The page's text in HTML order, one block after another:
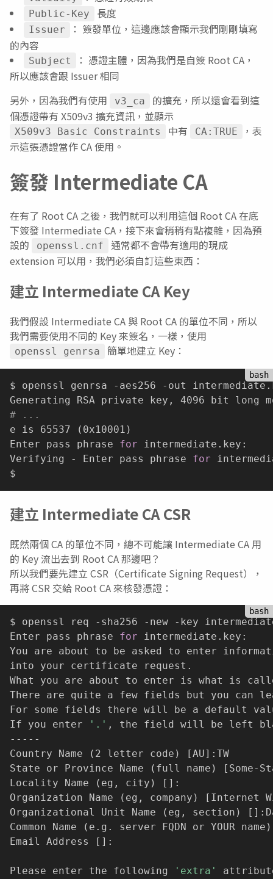
Public-Key 長度
Issuer
： 簽發單位，這邊應該會顯示我們剛剛填寫
的內容
Subject
： 憑證主體，因為我們是自簽 Root CA，
所以應該會跟 Issuer 相同
另外，因為我們有使用
v3_ca
的擴充，所以還會看到這
個憑證帶有 X509v3 擴充資訊，並顯示
X509v3 Basic Constraints 中有 CA:TRUE
，表
示這張憑證當作 CA 使用。
簽發 Intermediate CA
在有了 Root CA 之後，我們就可以利用這個 Root CA 在底
下簽發 Intermediate CA，接下來會稍稍有點複雜，因為預
設的
openssl.cnf
通常都不會帶有適用的現成
extension 可以用，我們必須自訂這些東西：
建立 Intermediate CA Key
我們假設 Intermediate CA 與 Root CA 的單位不同，所以
我們需要使用不同的 Key 來簽名，一樣，使用
openssl genrsa 簡單地建立 Key：
$ openssl genrsa -aes256 -out
# ...
e is 65537
( 0x10001 )
Enter pass phrase for intermediate.key:
Verifying - Enter pass phrase for
建立 Intermediate CA CSR
既然兩個 CA 的單位不同，總不可能讓 Intermediate CA 用
的 Key 流出去到 Root CA 那邊吧？
所以我們要先建立 CSR（Certificate Signing Request），
再將 CSR 交給 Root CA 來核發憑證：
$ openssl req -sha256 -new -key
Enter pass phrase for intermediate.key:
You are about to be asked to enter
into your certificate request.
What you are about to enter is what is
There are quite a few fields but you can
For some fields there will be a default
If you enter
'.' , the field will be left
-----
Country Name
( 2 letter code ) [AU] :TW
State or Province Name
( full name ) [ Some-
Locality Name
( eg, city ) [ ] :
Organization Name
( eg, company ) [ Internet
Organizational Unit Name
( eg, section ) [ ]
Common Name
( e.g. server FQDN or YOUR name )
Email Address
[ ] :
Please enter the following 'extra'